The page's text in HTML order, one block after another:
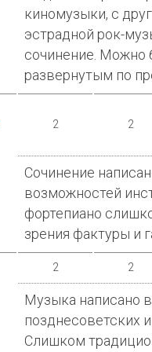
киномузыки, с
эстрадной рок-
сочинение. Можно
развернутым по
2 2
Сочинение
возможностей
фортепиано
зрения фактуры и
2 2
Музыка написано
позднесоветских
Слишком